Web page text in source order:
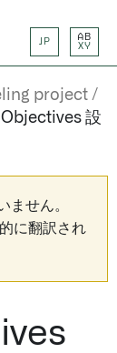
JP
AB
XY
project
設
ません。
に翻訳され